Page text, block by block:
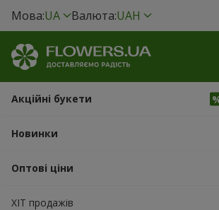
Мова:UA Валюта:UAH
Акційні букети
Новинки
Оптові ціни
ХІТ продажів